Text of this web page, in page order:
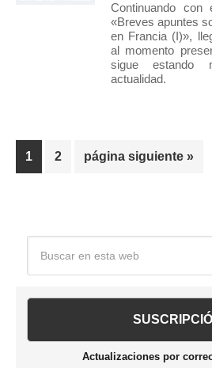
Continuando con
«Breves apuntes
en Francia (I)»,
al momento
sigue estando
actualidad.
Página
1 Página
2
Ir
página siguiente »
Barra
lateral
principal
Actualizaciones por